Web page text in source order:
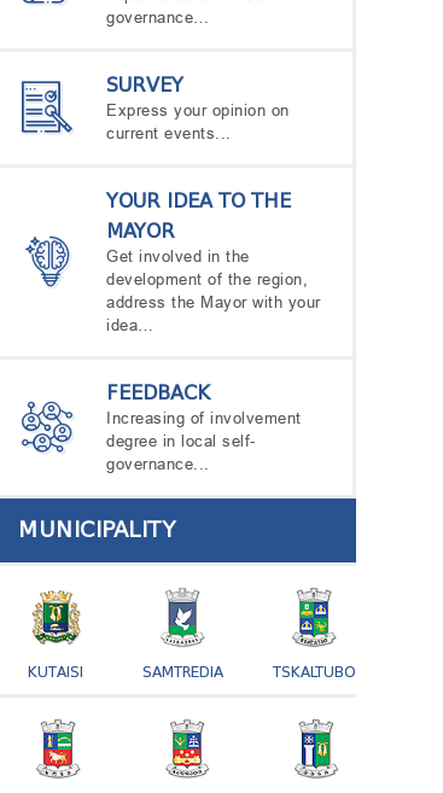
governance…
SURVEY
Express your opinion on
current events...
YOUR IDEA TO THE
MAYOR
Get involved in the
development of the region,
address the Mayor with your
idea…
FEEDBACK
Increasing of involvement
degree in local self-
governance...
MUNICIPALITY
KUTAISI SAMTREDIA TSKALTUBO